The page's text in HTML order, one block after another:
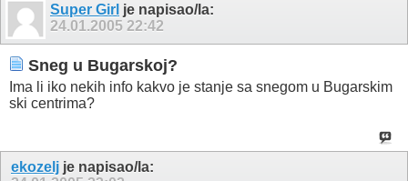
Super Girl je napisao/la:
24.01.2005 22:42
Sneg u Bugarskoj?
Ima li iko nekih info kakvo je stanje sa snegom u Bugarskim
ski centrima?
ekozelj je napisao/la: